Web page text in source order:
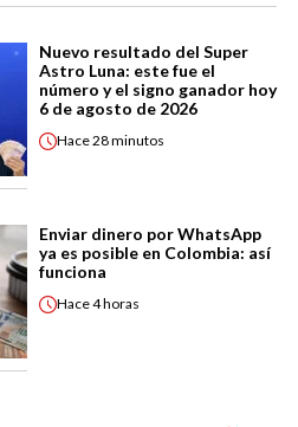
Nuevo resultado del Super
Astro Luna: este fue el
número y el signo ganador hoy
6 de agosto de 2026
Hace28 minutos
Enviar dinero por WhatsApp
ya es posible en Colombia: así
funciona
Hace4 horas